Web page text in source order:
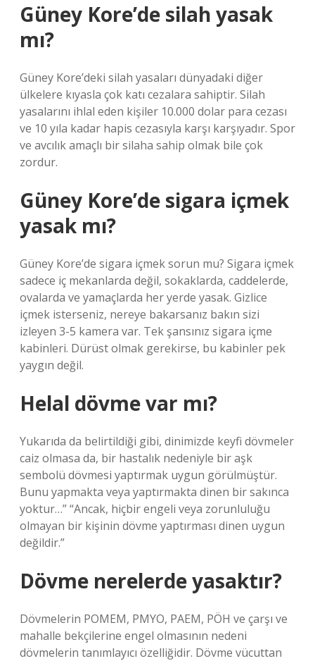
Güney Kore’de silah yasak
mı?
Güney Kore’deki silah yasaları dünyadaki diğer
ülkelere kıyasla çok katı cezalara sahiptir. Silah
yasalarını ihlal eden kişiler 10.000 dolar para cezası
ve 10 yıla kadar hapis cezasıyla karşı karşıyadır. Spor
ve avcılık amaçlı bir silaha sahip olmak bile çok
zordur.
Güney Kore’de sigara içmek
yasak mı?
Güney Kore’de sigara içmek sorun mu? Sigara içmek
sadece iç mekanlarda değil, sokaklarda, caddelerde,
ovalarda ve yamaçlarda her yerde yasak. Gizlice
içmek isterseniz, nereye bakarsanız bakın sizi
izleyen 3-5 kamera var. Tek şansınız sigara içme
kabinleri. Dürüst olmak gerekirse, bu kabinler pek
yaygın değil.
Helal dövme var mı?
Yukarıda da belirtildiği gibi, dinimizde keyfi dövmeler
caiz olmasa da, bir hastalık nedeniyle bir aşk
sembolü dövmesi yaptırmak uygun görülmüştür.
Bunu yapmakta veya yaptırmakta dinen bir sakınca
yoktur…” “Ancak, hiçbir engeli veya zorunluluğu
olmayan bir kişinin dövme yaptırması dinen uygun
değildir.”
Dövme nerelerde yasaktır?
Dövmelerin POMEM, PMYO, PAEM, PÖH ve çarşı ve
mahalle bekçilerine engel olmasının nedeni
dövmelerin tanımlayıcı özelliğidir. Dövme vücuttan